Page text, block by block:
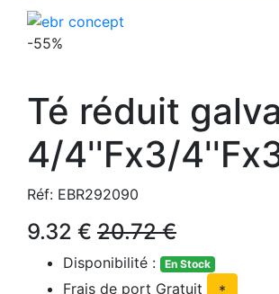
-55%
Té réduit galva
4/4''Fx3/
Réf: EBR292090
9.32 € 20.72 €
Disponibilité : En Stock
Frais de port Gratuit
*